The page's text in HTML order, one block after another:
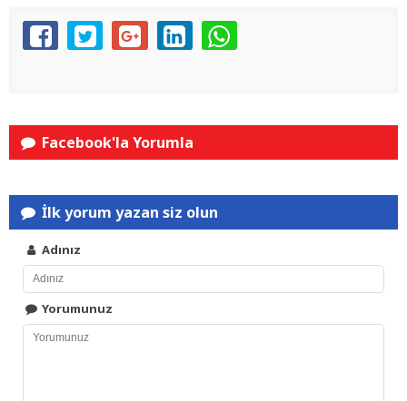
Facebook'la Yorumla
İlk yorum yazan siz olun
Adınız
Yorumunuz